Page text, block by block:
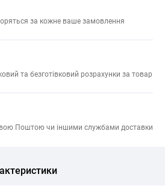
за кожне ваше замовлення
та безготівковий розрахунки за товар
Поштою чи іншими службами доставки